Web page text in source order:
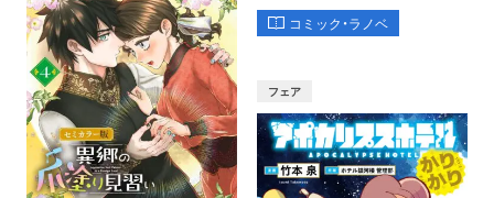
コミック・ラノベ
フェア